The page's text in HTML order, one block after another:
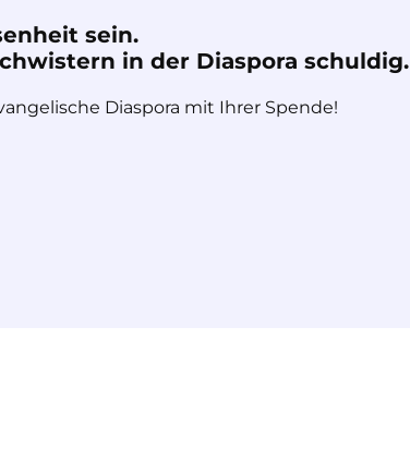
sein.
in der Diaspora schuldig.
Diaspora mit Ihrer Spende!